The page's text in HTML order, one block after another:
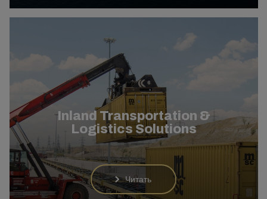
Inland Transportation &
Logistics Solutions
Читать